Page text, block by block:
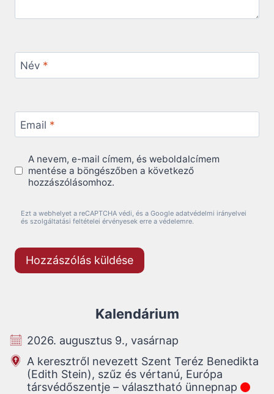
Név *
Email *
A nevem, e-mail címem, és weboldalcímem
mentése a böngészőben a következő
hozzászólásomhoz.
Ezt a webhelyet a reCAPTCHA védi, és a Google adatvédelmi irányelvei
és szolgáltatási feltételei érvényesek erre a védelemre.
Kalendárium
2026. augusztus 9., vasárnap
A keresztről nevezett Szent Teréz Benedikta
(Edith Stein), szűz és vértanú, Európa
társvédőszentje – választható ünnepnap